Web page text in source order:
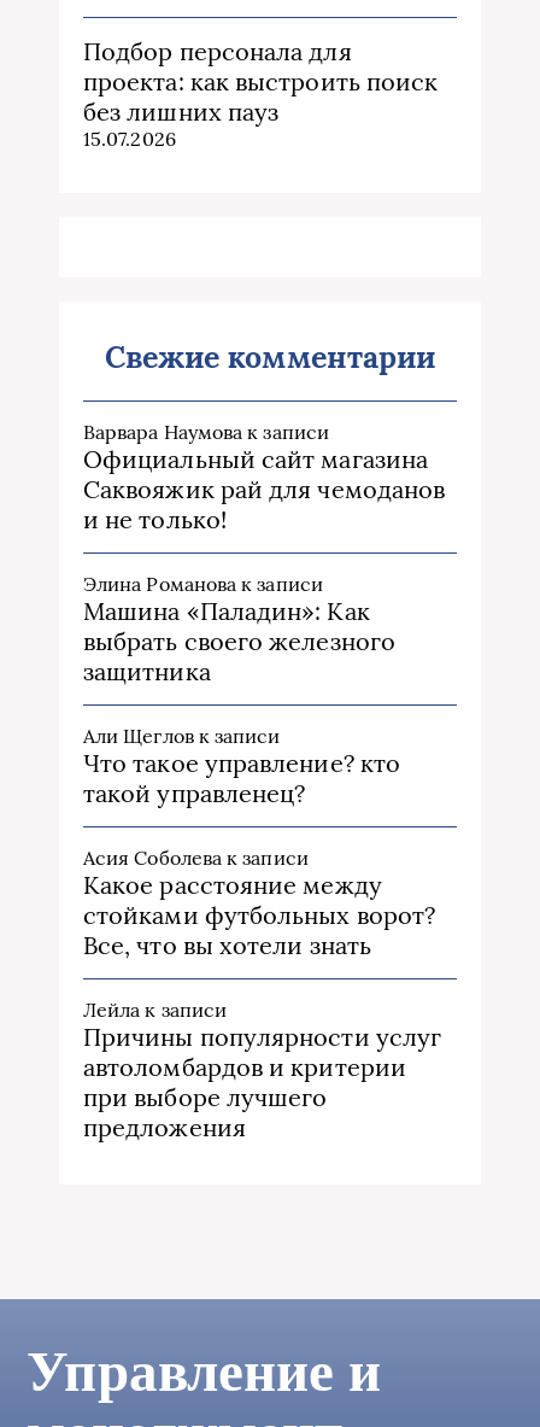
Подбор персонала для
проекта: как выстроить поиск
без лишних пауз
15.07.2026
Свежие комментарии
Варвара Наумова к записи
Официальный сайт магазина
Саквояжик рай для чемоданов
и не только!
Элина Романова к записи
Машина «Паладин»: Как
выбрать своего железного
защитника
Али Щегловк записи
Что такое управление? кто
такой управленец?
Асия Соболева к записи
Какое расстояние между
стойками футбольных ворот?
Все, что вы хотели знать
Лейла к записи
Причины популярности услуг
автоломбардов и критерии
при выборе лучшего
предложения
Управление и